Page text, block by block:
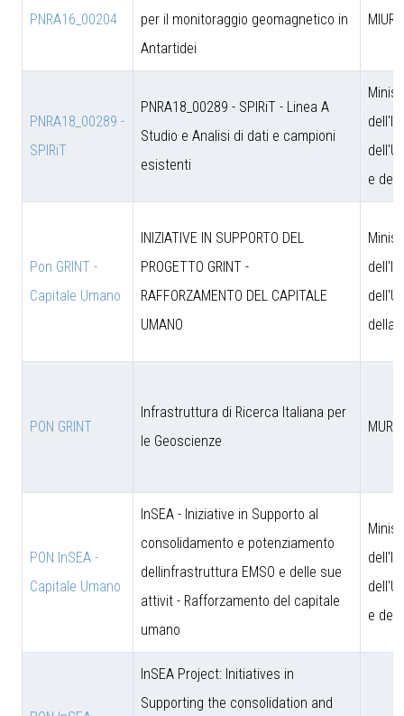
PNRA16_00204
per il monitoraggio geomagnetico in
Antartidei
MIUR
PNRA18_00289 -
SPIRiT
PNRA18_00289 - SPIRiT - Linea A
Studio e Analisi di dati e campioni
esistenti
e
Pon GRINT -
Capitale Umano
INIZIATIVE IN SUPPORTO DEL
PROGETTO GRINT -
RAFFORZAMENTO DEL CAPITALE
UMANO
della
PON GRINT
Infrastruttura di Ricerca Italiana per
le Geoscienze
MUR
PON InSEA -
Capitale Umano
InSEA - Iniziative in Supporto al
consolidamento e potenziamento
dellinfrastruttura EMSO e delle sue
attivit - Rafforzamento del capitale
umano
e
InSEA Project: Initiatives in
Supporting the consolidation and